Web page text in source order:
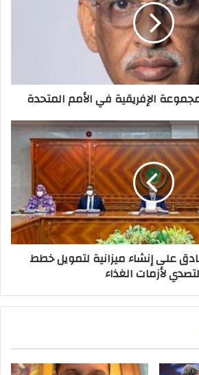
الإفريقية في الأمم المتحدة
على إنشاء ميزانية لتمويل خطط
لأزمات الغذاء